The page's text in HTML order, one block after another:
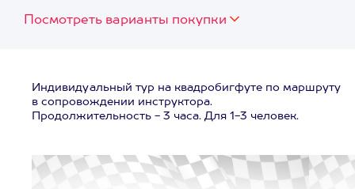
Посмотреть варианты покупки
Индивидуальный тур на квадробигфуте по маршруту
в сопровождении инструктора.
Продолжительность - 3 часа. Для 1-3 человек.